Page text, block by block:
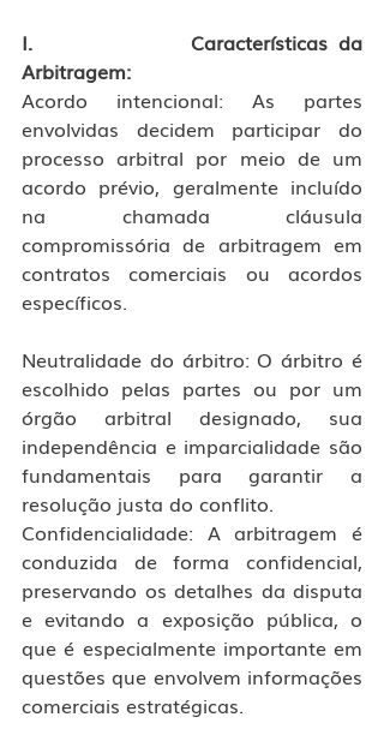
I.               Características da
Arbitragem:
Acordo intencional: As partes
envolvidas decidem participar do
processo arbitral por meio de um
acordo prévio, geralmente incluído
na chamada cláusula
compromissória de arbitragem em
contratos comerciais ou acordos
específicos.
Neutralidade do árbitro: O árbitro é
escolhido pelas partes ou por um
órgão arbitral designado, sua
independência e imparcialidade são
fundamentais para garantir a
resolução justa do conflito.
Confidencialidade: A arbitragem é
conduzida de forma confidencial,
preservando os detalhes da disputa
e evitando a exposição pública, o
que é especialmente importante em
questões que envolvem informações
comerciais estratégicas.